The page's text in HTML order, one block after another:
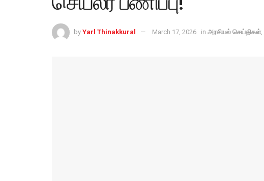
by Yarl Thinakkural March 17, 2026 in அரசியல் செய்திகள்,